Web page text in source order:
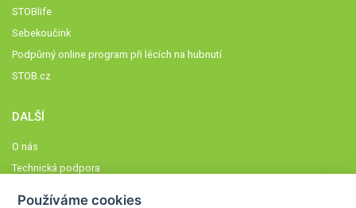
STOBlife
Sebekoučink
Podpůrný online program při lécích na hubnutí
STOB.cz
DALŠÍ
O nás
Technická podpora
Používáme cookies